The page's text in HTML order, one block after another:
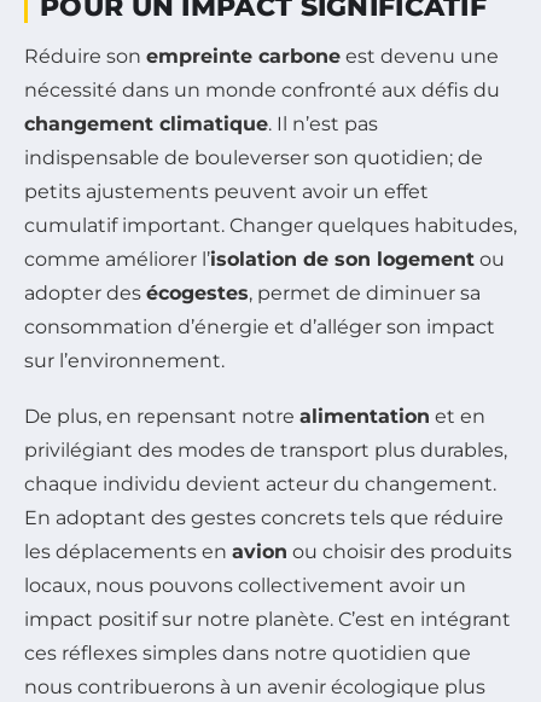
Réduire son empreinte carbone est devenu une
nécessité dans un monde confronté aux défis du
changement climatique. Il n’est pas
indispensable de bouleverser son quotidien; de
petits ajustements peuvent avoir un effet
cumulatif important. Changer quelques habitudes,
comme améliorer l’isolation de son logement ou
adopter des écogestes, permet de diminuer sa
consommation d’énergie et d’alléger son impact
sur l’environnement.
De plus, en repensant notre alimentation et en
privilégiant des modes de transport plus durables,
chaque individu devient acteur du changement.
En adoptant des gestes concrets tels que réduire
les déplacements en avion ou choisir des produits
locaux, nous pouvons collectivement avoir un
impact positif sur notre planète. C’est en intégrant
ces réflexes simples dans notre quotidien que
nous contribuerons à un avenir écologique plus